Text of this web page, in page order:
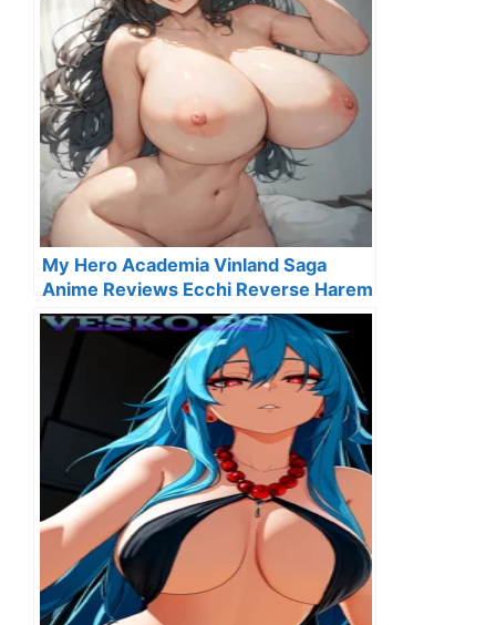
My Hero Academia Vinland Saga
Anime Reviews Ecchi Reverse Harem